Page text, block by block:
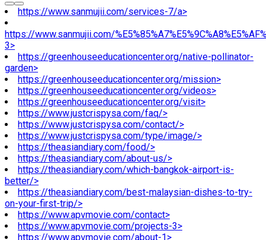
https://www.sanmujii.com/services-7/a>
https://www.sanmujii.com/
3>
https://greenhouseeducationcenter.org/native-pollinator-
garden>
https://greenhouseeducationcenter.org/mission>
https://greenhouseeducationcenter.org/videos>
https://greenhouseeducationcenter.org/visit>
https://www.justcrispysa.com/faq/>
https://www.justcrispysa.com/contact/>
https://www.justcrispysa.com/type/image/>
https://theasiandiary.com/food/>
https://theasiandiary.com/about-us/>
https://theasiandiary.com/which-bangkok-airport-is-
better/>
https://theasiandiary.com/best-malaysian-dishes-to-try-
on-your-first-trip/>
https://www.apvmovie.com/contact>
https://www.apvmovie.com/projects-3>
https://www.apvmovie.com/about-1>